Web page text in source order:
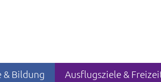
& Bildung Ausflugsziele &